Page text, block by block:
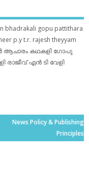
bhadrakali gopu pattithara
p.yt.r. rajesh theyyam
ആചാരം കഥകളി ഗോപു
രാജീവ് എൻ ടി വേളി
News Policy & Publishing
Principles